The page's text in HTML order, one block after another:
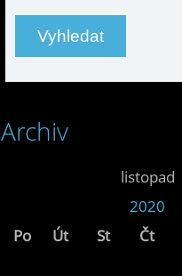
Archiv
listopad
2020
Po
Út St Čt